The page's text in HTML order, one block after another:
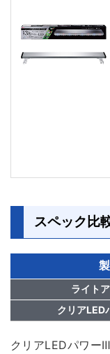
スペック比
ライト
クリア
クリアLEDパワー